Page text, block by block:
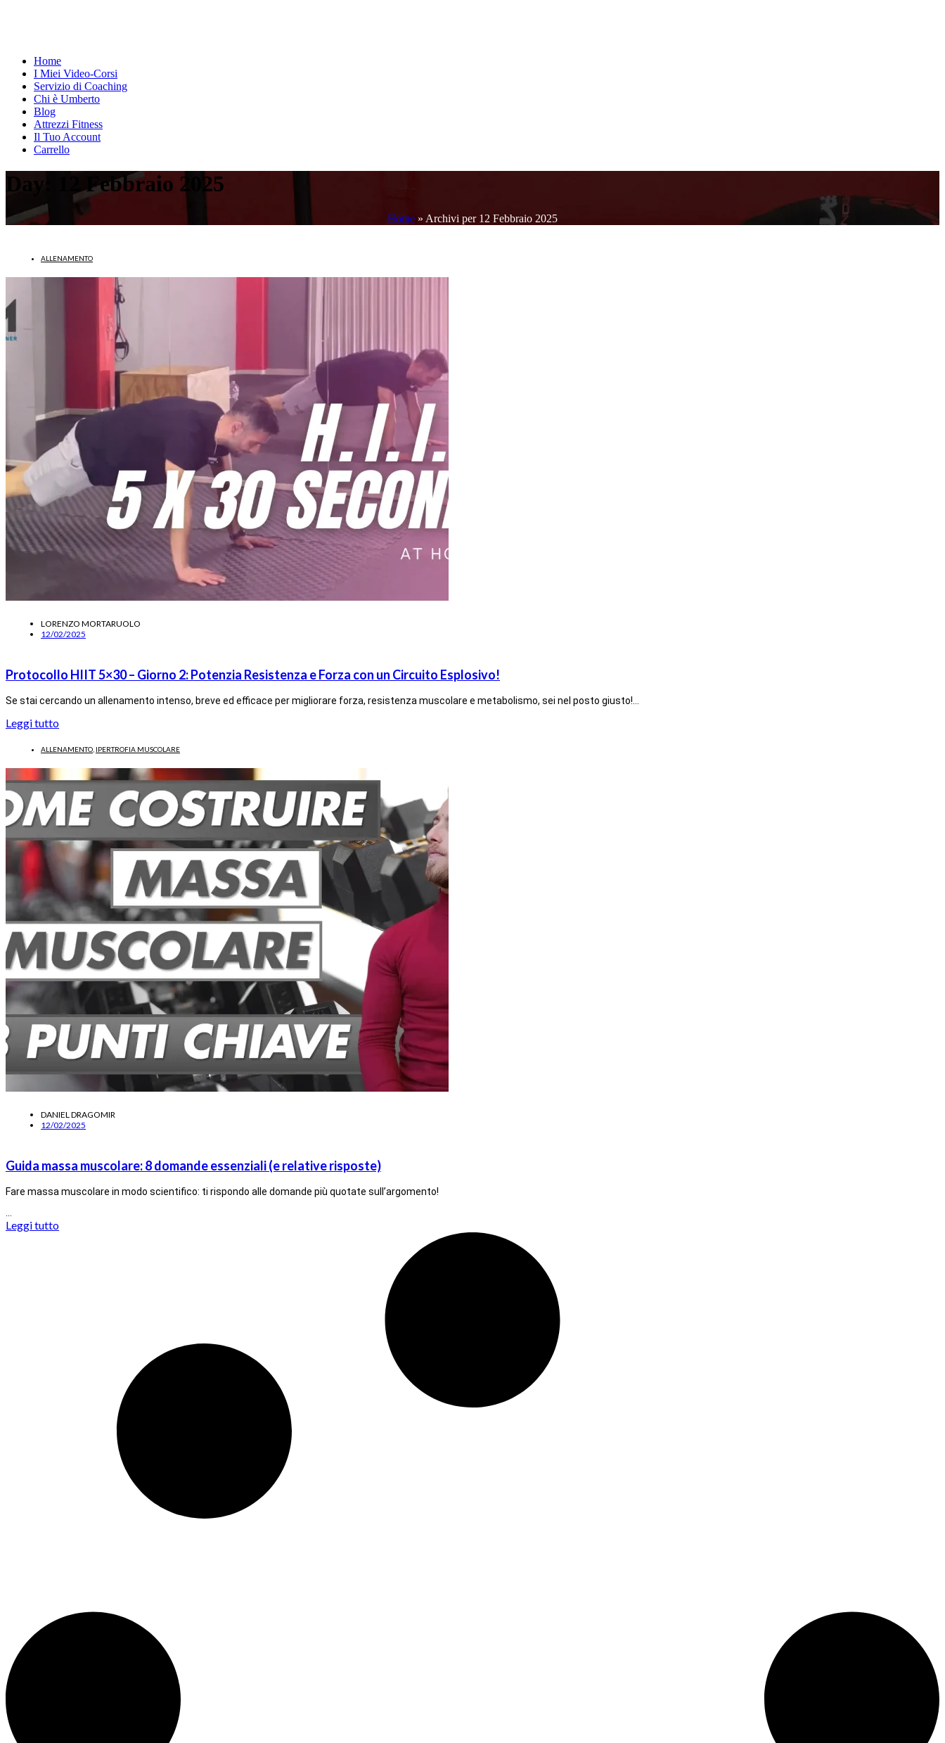
Home
I Miei Video-Corsi
Servizio di Coaching
Chi è Umberto
Blog
Attrezzi Fitness
Il Tuo Account
Carrello
Day: 12 Febbraio 2025
Home » Archivi per 12 Febbraio 2025
ALLENAMENTO
LORENZO MORTARUOLO
12/02/2025
Protocollo HIIT 5×30 – Giorno 2: Potenzia Resistenza e Forza con un Circuito Esplosivo!
Se stai cercando un allenamento intenso, breve ed efficace per migliorare forza, resistenza muscolare e metabolismo, sei nel posto giusto!…
Leggi tutto
ALLENAMENTO IPERTROFIA MUSCOLARE
DANIEL DRAGOMIR
12/02/2025
Guida massa muscolare: 8 domande essenziali (e relative risposte)
Fare massa muscolare in modo scientifico: ti rispondo alle domande più quotate sull’argomento!
Leggi tutto